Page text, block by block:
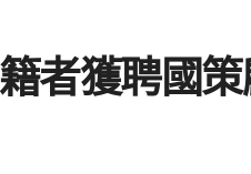
者獲聘國